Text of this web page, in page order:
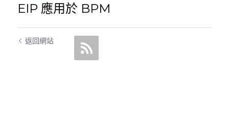
EIP 應用於 BPM
返回網站